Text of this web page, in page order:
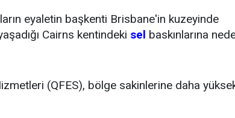
eyaletin başkenti Brisbane'in kuzeyinde
Cairns kentindeki sel baskınlarına
(QFES), bölge sakinlerine daha